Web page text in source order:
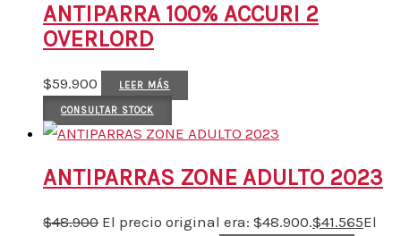
ANTIPARRA 100% ACCURI 2
OVERLORD
$59.900 LEER MÁS
CONSULTAR STOCK
ANTIPARRAS ZONE ADULTO 2023
$48.900 El precio original era: $48.900.$41.565El